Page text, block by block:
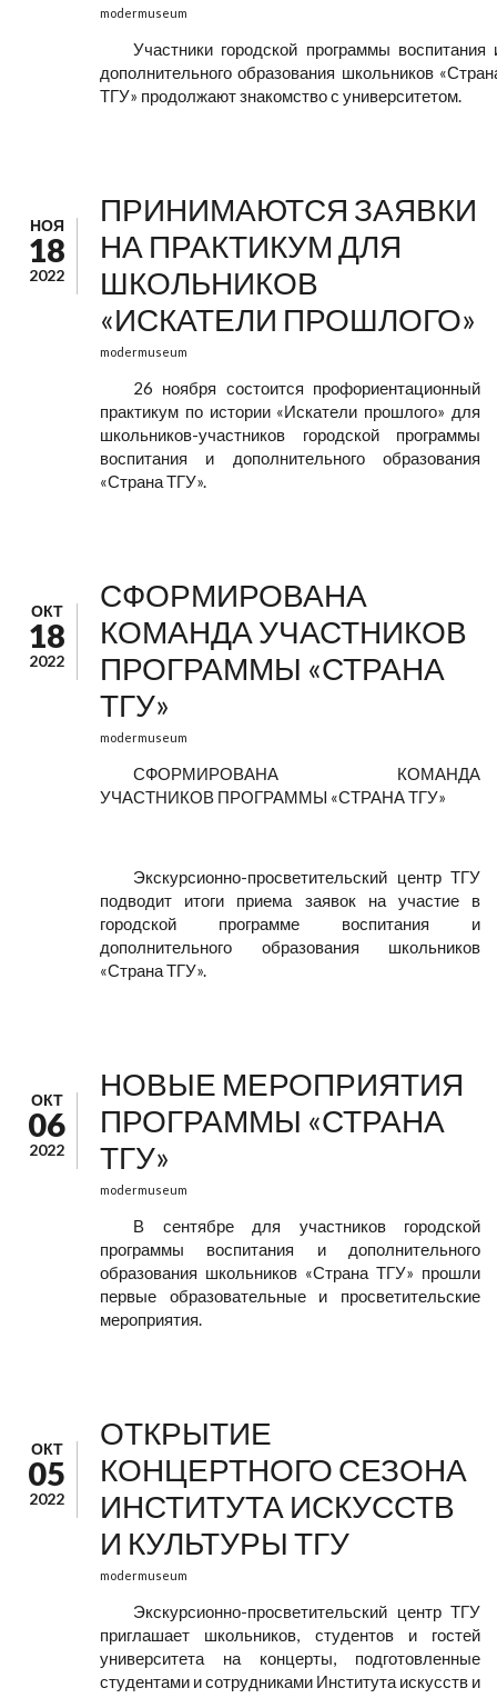
modermuseum
Участники городской программы воспитания
дополнительного образования школьников
ТГУ» продолжают знакомство с университетом.
НОЯ
18
2022
ПРИНИМАЮТСЯ ЗАЯВКИ
НА ПРАКТИКУМ ДЛЯ
ШКОЛЬНИКОВ
«ИСКАТЕЛИ ПРОШЛОГО»
modermuseum
26 ноября состоится профориентационный
практикум по истории «Искатели прошлого» для
школьников-участников городской программы
воспитания и дополнительного образования
«Страна ТГУ».
ОКТ
18
2022
СФОРМИРОВАНА
КОМАНДА УЧАСТНИКОВ
ПРОГРАММЫ «СТРАНА
ТГУ»
modermuseum
СФОРМИРОВАНА КОМАНДА
УЧАСТНИКОВ ПРОГРАММЫ «СТРАНА ТГУ»
Экскурсионно-просветительский центр ТГУ
подводит итоги приема заявок на участие в
городской программе воспитания и
дополнительного образования школьников
«Страна ТГУ».
ОКТ
06
2022
НОВЫЕ МЕРОПРИЯТИЯ
ПРОГРАММЫ «СТРАНА
ТГУ»
modermuseum
В сентябре для участников городской
программы воспитания и дополнительного
образования школьников «Страна ТГУ» прошли
первые образовательные и просветительские
мероприятия.
ОКТ
05
2022
ОТКРЫТИЕ
КОНЦЕРТНОГО СЕЗОНА
ИНСТИТУТА ИСКУССТВ
И КУЛЬТУРЫ ТГУ
modermuseum
Экскурсионно-просветительский центр ТГУ
приглашает школьников, студентов и гостей
университета на концерты, подготовленные
студентами и сотрудниками Института искусств и